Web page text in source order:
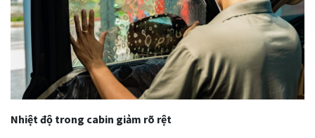
Nhiệt độ trong cabin giảm rõ rệt